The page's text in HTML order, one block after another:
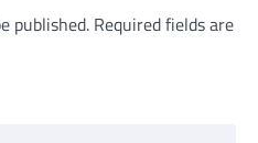
published. Required fields are